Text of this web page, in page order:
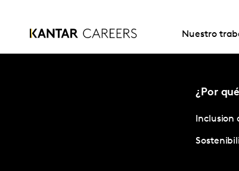
Nuestro
¿Por
Inclusion